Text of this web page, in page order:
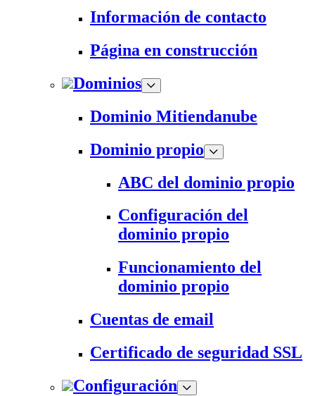
Información de contacto
Página en construcción
Dominios
Dominio Mitiendanube
Dominio propio
ABC del dominio propio
Configuración del
dominio propio
Funcionamiento del
dominio propio
Cuentas de email
Certificado de seguridad SSL
Configuración